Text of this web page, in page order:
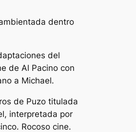
dentro
del
de Al Pacino con
a Michael.
de Puzo titulada
interpretada por
Rocoso cine.